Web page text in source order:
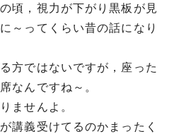
頃，視力が下がり黒板が見
～ってくらい昔の話になり
方ではないですが，座った
なんですね～。
ませんよ。
講義受けてるのかまったく